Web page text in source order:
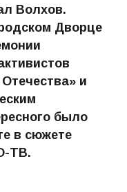
Волхов.
Дворце
и
было
в сюжете
ТВ.